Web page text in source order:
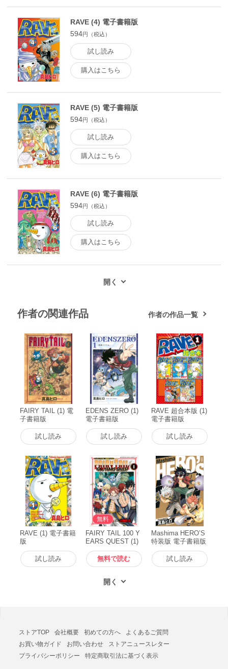
RAVE (4) 電子書籍版
594円（税込）
試し読み
購入はこちら
RAVE (5) 電子書籍版
594円（税込）
試し読み
購入はこちら
RAVE (6) 電子書籍版
594円（税込）
試し読み
購入はこちら
作者の関連作品 作者の作品一覧
FAIRY TAIL (1) 電
子書籍版
試し読み
EDENS ZERO (1)
電子書籍版
試し読み
RAVE 超合本版 (1)
電子書籍版
試し読み
RAVE (1) 電子書籍
版
試し読み
無料
FAIRY TAIL 100 Y
EARS QUEST (1)
電子書籍版
無料で読む
Mashima HERO’S
特装版 電子書籍版
試し読み
ストアTOP 会社概要 初めての方へ
よくあるご質問
お買い物ガイド
お問い合わせ
ストアニュースレター
プライバシーポリシー
特定商取引法に基づく表示